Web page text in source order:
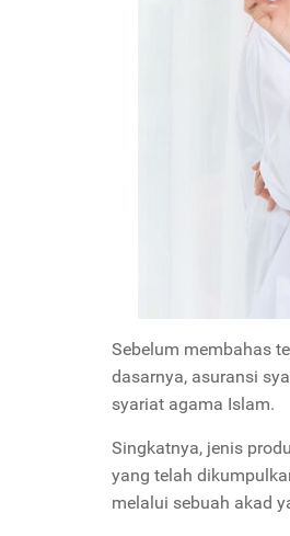
Sebelum membahas
dasarnya, asuransi
syariat agama Islam.
Singkatnya, jenis
yang telah
melalui sebuah akad